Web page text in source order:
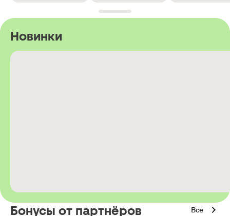
Новинки
Бонусы от партнёров Все